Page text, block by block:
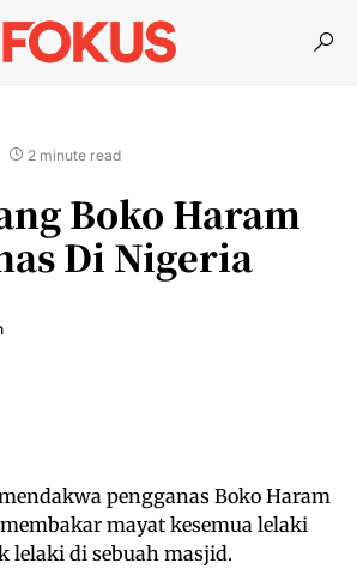
2 minute read
Boko Haram
Di Nigeria